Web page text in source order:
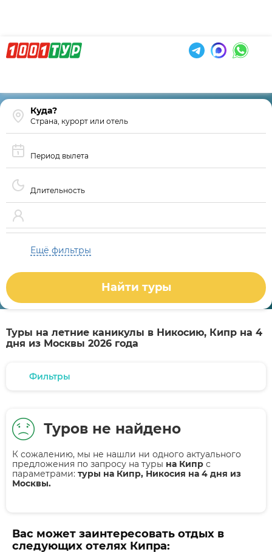
Страна, курорт или отель
Период вылета
Длительность
Ещё фильтры
Найти туры
Туры на летние каникулы в Никосию, Кипр на 4
дня из Москвы 2026 года
Фильтры
Туров не найдено
К сожалению, мы не нашли ни одного актуального
предложения по запросу на туры на Кипр с
параметрами: туры на Кипр, Никосия на 4 дня из
Москвы.
Вас может заинтересовать отдых в
следующих отелях Кипра: